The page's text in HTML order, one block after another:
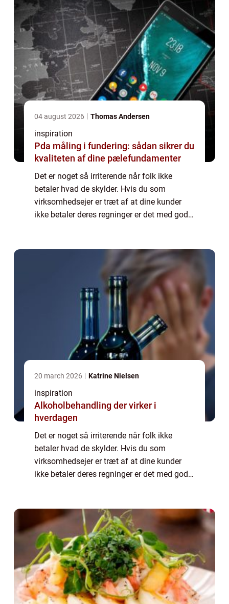
04 august 2026 Thomas Andersen
inspiration
Pda måling i fundering: sådan sikrer du
kvaliteten af dine pælefundamenter
Det er noget så irriterende når folk ikke
betaler hvad de skylder. Hvis du som
virksomhedsejer er træt af at dine kunder
ikke betaler deres regninger er det med god
20 march 2026 Katrine Nielsen
inspiration
Alkoholbehandling der virker i
hverdagen
Det er noget så irriterende når folk ikke
betaler hvad de skylder. Hvis du som
virksomhedsejer er træt af at dine kunder
ikke betaler deres regninger er det med god